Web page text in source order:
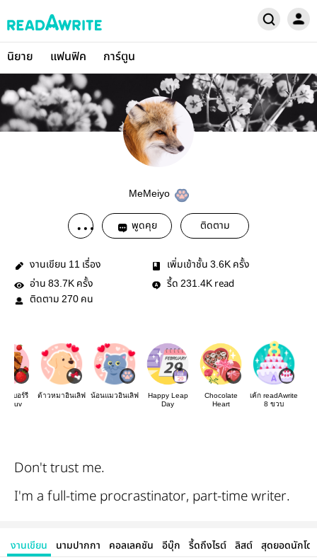
นิยาย แฟนฟิค การ์ตูน
MeMeiyo
พูดคุย ติดตาม
งานเขียน 11 เรื่อง เพิ่มเข้าชั้น 3.6K ครั้ง
อ่าน 83.7K ครั้ง รี้ด 231.4K read
ติดตาม 270 คน
กเบอร์รี
Luv
ต้าวหมาอินเลิฟ น้อนแมวอินเลิฟ
Happy Leap
Day
Chocolate
Heart
เค้ก readAwrite
8 ขวบ
Don't trust me.
I'm a full-time procrastinator, part-time writer.
งานเขียน นามปากกา คอลเลคชัน อีบุ๊ก รี้ดถึงไรต์ ลิสต์ สุดยอดนักโด